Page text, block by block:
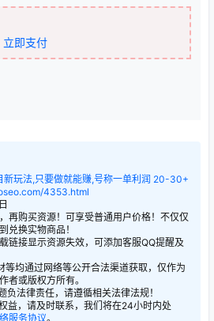
立即支付
新玩法,只要做就能赚,号称一单利润 20-30+
4353.html
再购买资源！可享受普通用户价格！不仅仅
兑换实物商品！
链接显示资源失效，可添加客服QQ提醒及
等均通过网络等公开合法渠道获取，仅作为
者或版权方所有。
负法律责任，请遵循相关法律法规！
益，请及时联系，我们将在24小时内处
服务协议。